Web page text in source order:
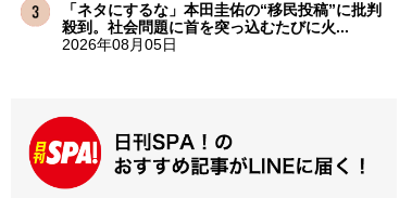
「ネタにするな」本田圭佑の“移民投稿”に批判
殺到。社会問題に首を突っ込むたびに火...
2026年08月05日